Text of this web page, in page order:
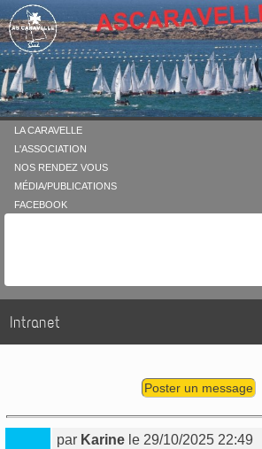
LA CARAVELLE
L'ASSOCIATION
NOS RENDEZ VOUS
MÉDIA/PUBLICATIONS
FACEBOOK
Intranet
Poster un message
par Karine le 29/10/2025 22:49